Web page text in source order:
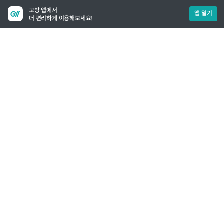
고방 앱에서
더 편리하게 이용해보세요!
앱 열기